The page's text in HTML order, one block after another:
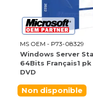
MS OEM - P73-08329
Windows Server
64Bits Français1 pk
DVD
Non disponible